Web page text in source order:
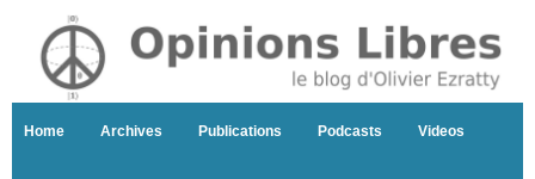
Home Archives Publications Podcasts Videos